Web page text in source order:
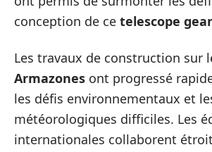
conception de ce telescope
Les travaux de construction sur
Armazones ont progressé
les défis environnementaux et
météorologiques difficiles. Les
internationales collaborent